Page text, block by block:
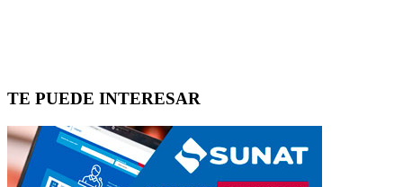
TE PUEDE INTERESAR